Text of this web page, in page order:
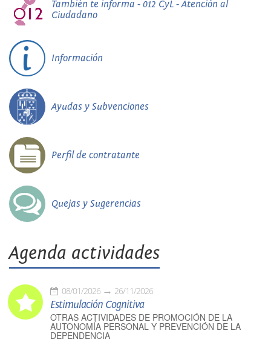
También te informa - 012 CyL - Atención al
Ciudadano
Información
Ayudas y Subvenciones
Perfil de contratante
Quejas y Sugerencias
Agenda actividades
08/01/2026 26/11/2026
Estimulación Cognitiva
OTRAS ACTIVIDADES DE PROMOCIÓN DE LA
AUTONOMÍA PERSONAL Y PREVENCIÓN DE LA
DEPENDENCIA